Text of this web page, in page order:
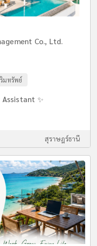
Co., Ltd.
มทรัพย์
Assistant ✨
สุราษฎร์ธานี